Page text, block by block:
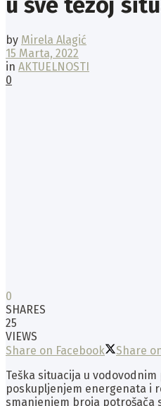
by Mirela Alagić
15 Marta, 2022
in AKTUELNOSTI
0
0
SHARES
25
VIEWS
Share on Facebook
Share
Teška situacija u
poskupljenjem energenata i
smanjenjem broja potrošača